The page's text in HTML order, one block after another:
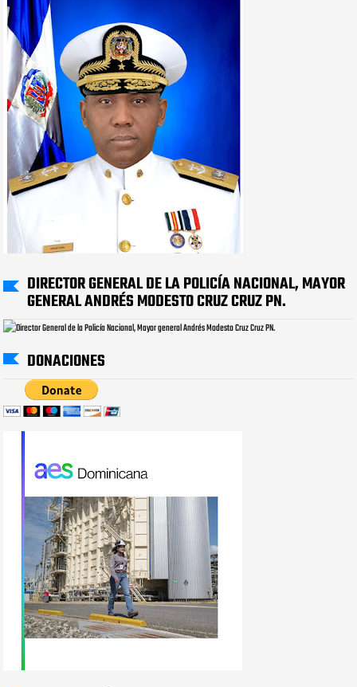
DIRECTOR GENERAL DE LA POLICÍA NACIONAL, MAYOR
GENERAL ANDRÉS MODESTO CRUZ CRUZ PN.
DONACIONES